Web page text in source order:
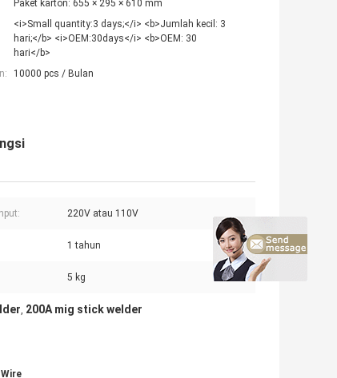
Paket karton: 655 × 295 × 610 mm
<i>Small quantity:3 days;</i> <b>Jumlah kecil: 3
hari;</b> <i>OEM:30days</i> <b>OEM: 30
hari</b>
10000 pcs / Bulan
220V atau 110V
1 tahun
5 kg
, 200A mig stick welder